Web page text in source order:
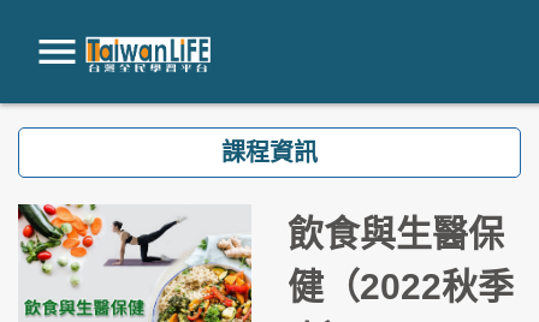
跳到主要內容
課程資訊
飲食與生醫保
健（2022秋季